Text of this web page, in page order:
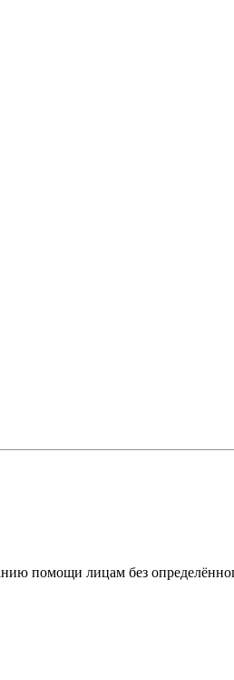
помощи лицам без